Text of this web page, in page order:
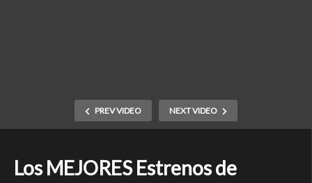
PREV VIDEO NEXT VIDEO
Los MEJORES Estrenos de